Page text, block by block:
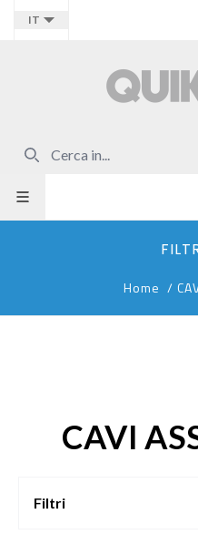
IT
Home /
CAVI
Filtri